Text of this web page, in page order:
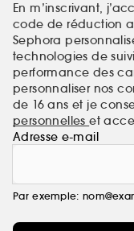
En m’inscrivant,
code de réduction
Sephora
technologies de
performance des
personnaliser nos
de 16 ans et je
personnelleset
Adresse e-mail
Par exemple: